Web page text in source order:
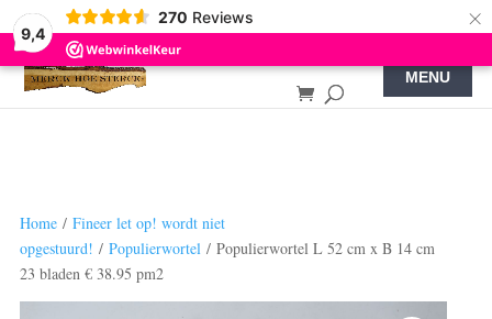
9,4
270 Reviews ×
Home/ Fineer let op! wordt niet
opgestuurd! / Populierwortel/ Populierwortel L 52 cm x B 14 cm
23 bladen € 38.95 pm2